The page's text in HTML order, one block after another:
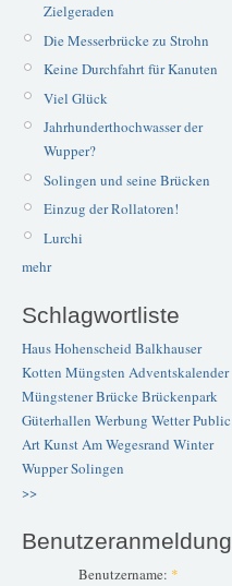
Zielgeraden
Die Messerbrücke zu Strohn
Keine Durchfahrt für Kanuten
Viel Glück
Jahrhunderthochwasser der
Wupper?
Solingen und seine Brücken
Einzug der Rollatoren!
Lurchi
mehr
Schlagwortliste
Haus Hohenscheid Balkhauser
Kotten Müngsten Adventskalender
Müngstener BrückeBrückenpark
Güterhallen Werbung WetterPublic
ArtKunstAm Wegesrand Winter
WupperSolingen
>>
Benutzeranmeldung
Benutzername: *